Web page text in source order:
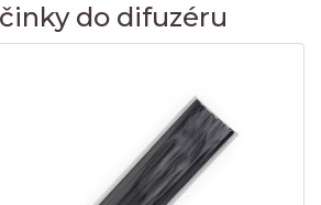
do difuzéru